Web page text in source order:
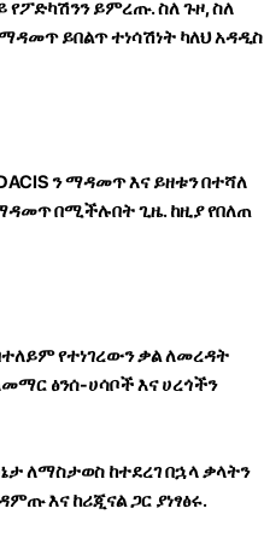
ይምረጡ. ስለ ጉዞ, ስለ
ይበልጥ ተነሳሽነት ካለህ አዳዲስ
ን ማዳመጥ እና ይዘቱን በተሻለ
በሚችሉበት ጊዜ. ከዚያ የበለጠ
የተነገረውን ቃል ለመረዳት
ፅንሰ-ሀሳቦች እና ሀረጎችን
ለማስታወስ ከተደረገ በኋላ ቃላትን
እና ከሪጂናል ጋር ያነፃፅሩ.